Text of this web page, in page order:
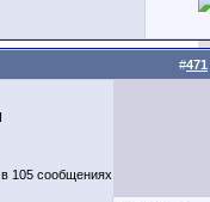
#471
105 сообщениях